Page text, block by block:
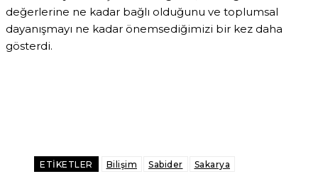
değerlerine ne kadar bağlı olduğunu ve toplumsal
dayanışmayı ne kadar önemsediğimizi bir kez daha
gösterdi.
ETIKETLER Bilişim Sabider Sakarya